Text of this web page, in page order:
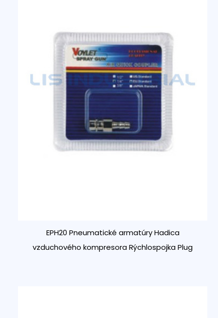
EPH20 Pneumatické armatúry Hadica
vzduchového kompresora Rýchlospojka Plug